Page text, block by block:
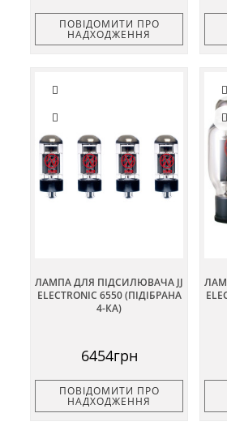
ПОВІДОМИТИ ПРО
НАДХОДЖЕННЯ
ЛАМПА ДЛЯ ПІДСИЛЮВАЧА JJ
ELECTRONIC 6550 (ПІДІБРАНА
4-КА)
6454грн
ПОВІДОМИТИ ПРО
НАДХОДЖЕННЯ